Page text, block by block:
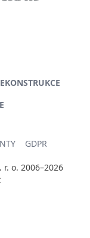
GDPR
r. o. 2006–2026